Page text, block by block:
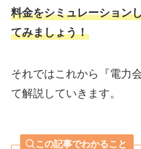
料金をシミュレーション
てみましょう！
それではこれから『電力
て解説していきます。
この記事でわかること